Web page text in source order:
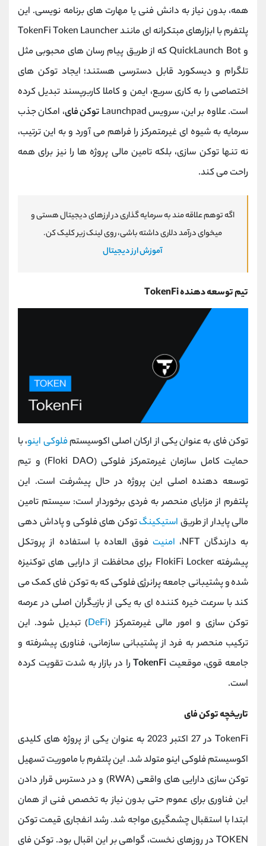
همه، بدون نیاز به دانش فنی یا مهارت ‌های برنامه ‌نویسی. این
پلتفرم با ابزارهای مبتکرانه‌ ای مانند TokenFi Token Launcher
و QuickLaunch Bot که از طریق پیام‌ رسان‌ های محبوبی مثل
تلگرام و دیسکورد قابل دسترسی هستند؛ ایجاد توکن ‌های
اختصاصی را به کاری سریع، ایمن و کاملا کاربرپسند تبدیل کرده
است. علاوه بر این، سرویس Launchpad
توکن فای، امکان جذب
سرمایه به شیوه‌ ای غیرمتمرکز را فراهم می ‌آورد و به این ترتیب،
نه تنها توکن‌ سازی، بلکه تامین مالی پروژه‌ ها را نیز برای همه
راحت می‌ کند.
اگه توهم علاقه مند به سرمایه گذاری در ارزهای دیجیتال هستی و
میخوای درآمد دلاری داشته باشی، روی لینک زیر کلیک کن.
آموزش ارز دیجیتال
تیم توسعه دهنده TokenFi
توکن فای به عنوان یکی از ارکان اصلی اکوسیستمفلوکی اینو، با
حمایت کامل سازمان غیرمتمرکز فلوکی (Floki DAO) و تیم
توسعه ‌دهنده اصلی این پروژه در حال پیشرفت است. این
پلتفرم از مزایای منحصر به فردی برخوردار است: سیستم تامین
مالی پایدار از طریق استیکینگتوکن ‌های فلوکی و پاداش ‌دهی
به دارندگان NFT،
امنیت فوق ‌العاده با استفاده از پروتکل
پیشرفته FlokiFi Locker برای محافظت از دارایی ‌های توکنیزه
شده و پشتیبانی جامعه پرانرژی فلوکی که به توکن فای کمک می‌
کند با سرعت خیره‌ کننده‌ ای به یکی از بازیگران اصلی در عرصه
توکن ‌سازی و امور مالی غیرمتمرکز (DeFi) تبدیل شود. این
ترکیب منحصر به فرد از پشتیبانی سازمانی، فناوری پیشرفته و
جامعه قوی، موقعیت TokenFiرا در بازار به شدت تقویت کرده
است.
تاریخچه توکن فای
TokenFi در 27 اکتبر 2023 به عنوان یکی از پروژه ‌های کلیدی
اکوسیستم فلوکی اینو متولد شد. این پلتفرم با ماموریت تسهیل
توکن‌ سازی دارایی ‌های واقعی (RWA) و در دسترس قرار دادن
این فناوری برای عموم حتی بدون نیاز به تخصص فنی از همان
ابتدا با استقبال چشمگیری مواجه شد. رشد انفجاری قیمت توکن
TOKEN در روزهای نخست، گواهی بر این اقبال بود. توکن فای